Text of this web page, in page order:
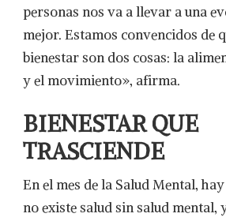
personas nos va a llevar a una
mejor. Estamos convencidos de
bienestar son dos cosas: la
y el movimiento», afirma.
BIENESTAR QUE
TRASCIENDE
En el mes de la Salud Mental,
no existe salud sin salud mental,